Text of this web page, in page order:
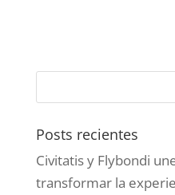
Posts recientes
Civitatis y Flybondi
transformar la